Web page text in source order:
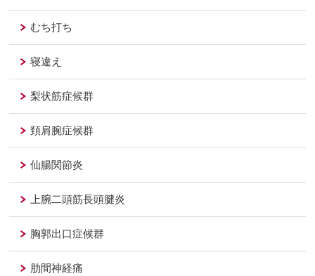
むち打ち
寝違え
梨状筋症候群
頚肩腕症候群
仙腸関節炎
上腕二頭筋長頭腱炎
胸郭出口症候群
肋間神経痛